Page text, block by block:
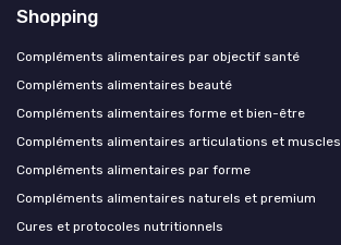
Shopping
Compléments alimentaires par objectif santé
Compléments alimentaires beauté
Compléments alimentaires forme et bien-être
Compléments alimentaires articulations et muscles
Compléments alimentaires par forme
Compléments alimentaires naturels et premium
Cures et protocoles nutritionnels